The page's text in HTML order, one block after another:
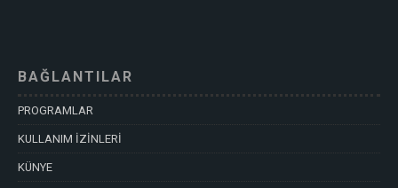
BAĞLANTILAR
PROGRAMLAR
KULLANIM İZİNLERİ
KÜNYE